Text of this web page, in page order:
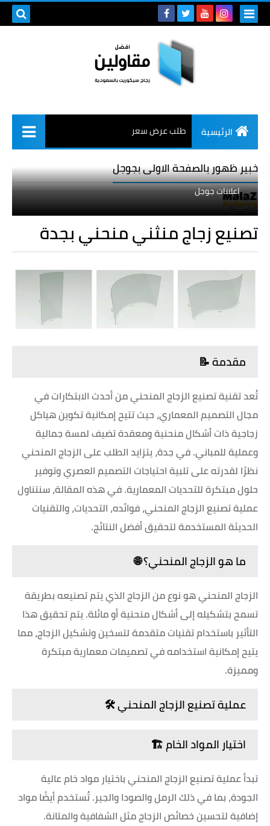
الرئيسية طلب عرض سعر
خبير ظهور بالصفحة الاولى بجوجل
اعلانات جوجل
تصنيع زجاج منثني منحني بجدة
مقدمة 📝
تُعد تقنية تصنيع الزجاج المنحني من أحدث الابتكارات في
مجال التصميم المعماري، حيث تتيح إمكانية تكوين هياكل
زجاجية ذات أشكال منحنية ومعقدة تضيف لمسة جمالية
وعملية للمباني. في جدة، يتزايد الطلب على الزجاج المنحني
نظرًا لقدرته على تلبية احتياجات التصميم العصري وتوفير
حلول مبتكرة للتحديات المعمارية. في هذه المقالة، سنتناول
عملية تصنيع الزجاج المنحني، فوائده، التحديات، والتقنيات
الحديثة المستخدمة لتحقيق أفضل النتائج.
ما هو الزجاج المنحني؟ 🌐
الزجاج المنحني هو نوع من الزجاج الذي يتم تصنيعه بطريقة
تسمح بتشكيله إلى أشكال منحنية أو مائلة. يتم تحقيق هذا
التأثير باستخدام تقنيات متقدمة لتسخين وتشكيل الزجاج، مما
يتيح إمكانية استخدامه في تصميمات معمارية مبتكرة
ومميزة.
عملية تصنيع الزجاج المنحني 🛠️
اختيار المواد الخام 🏗️
تبدأ عملية تصنيع الزجاج المنحني باختيار مواد خام عالية
الجودة، بما في ذلك الرمل والصودا والجير. تُستخدم أيضًا مواد
إضافية لتحسين خصائص الزجاج مثل الشفافية والمتانة.